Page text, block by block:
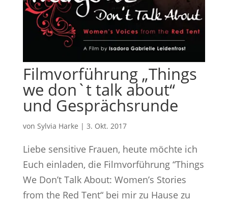
Filmvorführung „Things
we don`t talk about“
und Gesprächsrunde
von Sylvia Harke | 3. Okt. 2017
Liebe sensitive Frauen, heute möchte ich
Euch einladen, die Filmvorführung “Things
We Don’t Talk About: Women’s Stories
from the Red Tent“ bei mir zu Hause zu